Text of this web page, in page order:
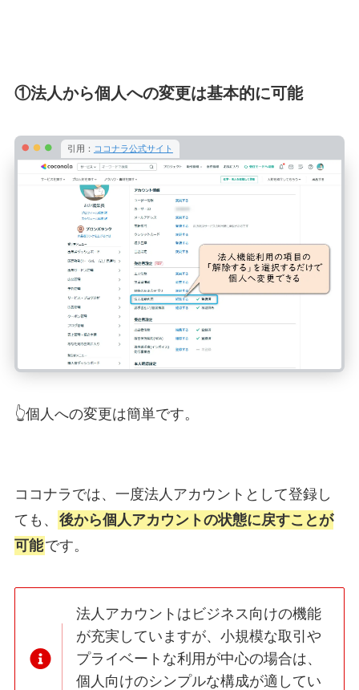
①法人から個人への変更は基本的に可能
引用： ココナラ公式サイト
👆個人への変更は簡単です。
ココナラでは、一度法人アカウントとして登録し
ても、
後から個人アカウントの状態に戻すことが
可能です。
法人アカウントはビジネス向けの機能
が充実していますが、小規模な取引や
プライベートな利用が中心の場合は、
個人向けのシンプルな構成が適してい